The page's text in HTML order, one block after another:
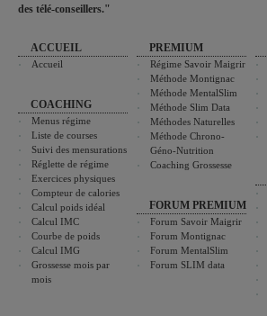
des télé-conseillers."
ACCUEIL
Accueil
COACHING
Menus régime
Liste de courses
Suivi des mensurations
Réglette de régime
Exercices physiques
Compteur de calories
Calcul poids idéal
Calcul IMC
Courbe de poids
Calcul IMG
Grossesse mois par
mois
PREMIUM
Régime Savoir Maigrir
Méthode Montignac
Méthode MentalSlim
Méthode Slim Data
Méthodes Naturelles
Méthode Chrono-
Géno-Nutrition
Coaching Grossesse
FORUM PREMIUM
Forum Savoir Maigrir
Forum Montignac
Forum MentalSlim
Forum SLIM data